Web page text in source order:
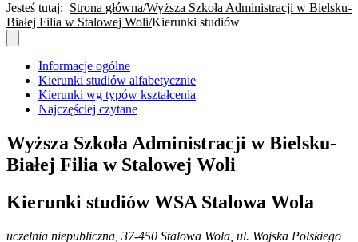
Jesteś tutaj: Strona główna Wyższa Szkoła Administracji w Bielsku-
Białej Filia w Stalowej Woli Kierunki studiów
Informacje ogólne
Kierunki studiów alfabetycznie
Kierunki wg typów kształcenia
Najczęściej czytane
Wyższa Szkoła Administracji w Bielsku-
Białej Filia w Stalowej Woli
Kierunki studiów WSA Stalowa Wola
uczelnia niepubliczna , 37-450 Stalowa Wola, ul. Wojska Polskiego